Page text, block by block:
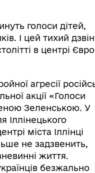
голоси дітей,
І цей тихий дзвін
в центрі
агресії
акції «Голоси
Зеленською. У
Іллінецького
міста Іллінці
не задзвенить,
життя.
безжально